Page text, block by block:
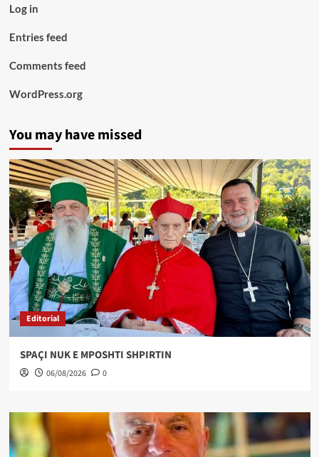
Log in
Entries feed
Comments feed
WordPress.org
You may have missed
Editorial
SPAÇI NUK E MPOSHTI SHPIRTIN
06/08/2026 0